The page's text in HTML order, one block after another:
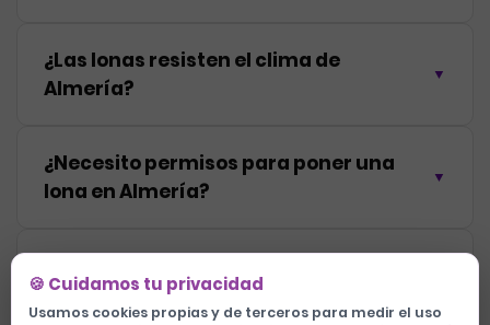
¿Las lonas resisten el clima de
Almería?
¿Necesito permisos para poner una
lona en Almería?
de Almería?
🍪 Cuidamos tu privacidad
Usamos cookies propias y de terceros para medir el uso